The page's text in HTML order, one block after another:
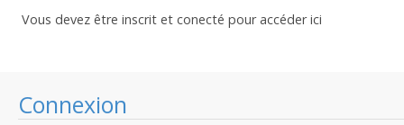
Connexion
Vous devez être inscrit et conecté pour accéder ici